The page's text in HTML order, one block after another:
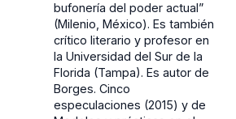
bufonería del poder actual”
(Milenio, México). Es también
crítico literario y profesor en
la Universidad del Sur de la
Florida (Tampa). Es autor de
Borges. Cinco
especulaciones (2015) y de